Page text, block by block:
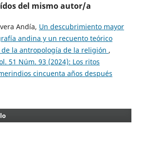
del mismo autor/a
Andía, Un descubrimiento mayor
andina y un recuento teórico
la antropología de la religión ,
51 Núm. 93 (2024): Los ritos
cincuenta años después